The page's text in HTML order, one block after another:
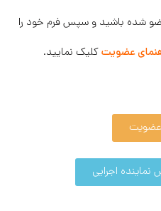
عضو شده باشید و سپس فرم خود را
عضویتکلیک نمایید.
عضویت
نماینده اجرایی